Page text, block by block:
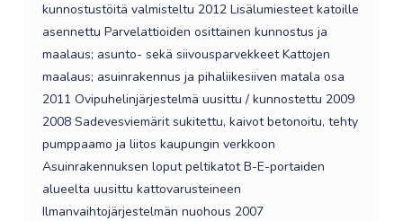
kunnostustöitä valmisteltu 2012 Lisälumiesteet katoille
asennettu Parvelattioiden osittainen kunnostus ja
maalaus; asunto- sekä siivousparvekkeet Kattojen
maalaus; asuinrakennus ja pihaliikesiiven matala osa
2011 Ovipuhelinjärjestelmä uusittu / kunnostettu 2009
2008 Sadevesviemärit sukitettu, kaivot betonoitu, tehty
pumppaamo ja liitos kaupungin verkkoon
Asuinrakennuksen loput peltikatot B-E-portaiden
alueelta uusittu kattovarusteineen
Ilmanvaihtojärjestelmän nuohous 2007